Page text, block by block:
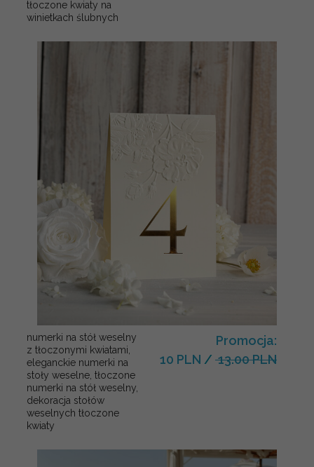
tłoczone kwiaty na
winietkach ślubnych
numerki na stół weselny
z tłoczonymi kwiatami,
eleganckie numerki na
stoły weselne, tłoczone
numerki na stół weselny,
dekoracja stołów
weselnych tłoczone
kwiaty
Promocja:
10 PLN / 13.00 PLN